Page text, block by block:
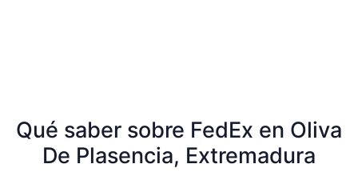
Qué saber sobre FedEx en Oliva
De Plasencia, Extremadura